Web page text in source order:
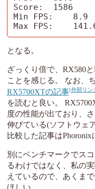
Score:  1586
Min FPS:    8.9
Max FPS:
となる。
ざっくり倍で、RX580
ことを感じる。 なお、
RX5700XTの記事
を読むと良い。
度の性能が出ており、
伸びている(ソフトウェ
比較した記事はPhoronix
別にベンチマークでス
るわけではなく、私の
えているので、あくま
ほしい。